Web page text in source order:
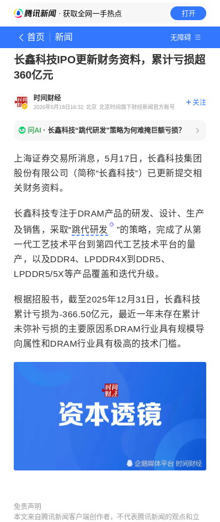
· 获取全网一手热点 打开
首页 新闻 无障碍
长鑫科技IPO更新财务资料，累计亏损超
360亿元
时间财经
2026年5月18日16:32 北京 北京时间旗下财经新闻官方账号
关注
问AI · 长鑫科技“跳代研发”策略为何难掩巨额亏损？
上海证券交易所消息，5月17日，长鑫科技集团
股份有限公司（简称“长鑫科技”）已更新提交相
关财务资料。
长鑫科技专注于DRAM产品的研发、设计、生产
及销售，采取“跳代研发
”的策略，完成了从第
一代工艺技术平台到第四代工艺技术平台的量
产，以及DDR4、LPDDR4X到DDR5、
LPDDR5/5X等产品覆盖和迭代升级。
根据招股书，截至2025年12月31日，长鑫科技
累计亏损为-366.50亿元，最近一年末存在累计
未弥补亏损的主要原因系DRAM行业具有规模导
向属性和DRAM行业具有极高的技术门槛。
免责声明
本文来自腾讯新闻客户端创作者，不代表腾讯新闻的观点和立